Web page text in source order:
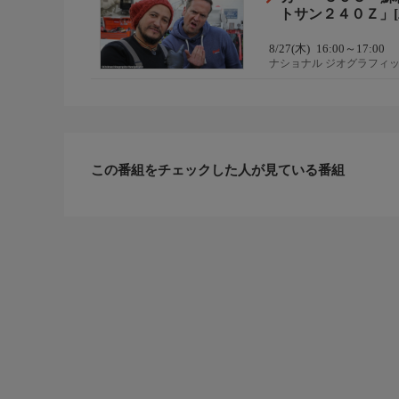
トサン２４０Ｚ」
8/27(木) 16:00～17:00
ナショナル ジオグラフィ
この番組をチェックした人が見ている番組